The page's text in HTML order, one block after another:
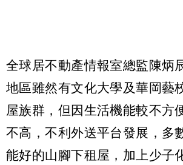
全球居不動產情報室總監陳炳
地區雖然有文化大學及華岡藝
屋族群，但因生活機能較不方
不高，不利外送平台發展，多
能好的山腳下租屋，加上少子